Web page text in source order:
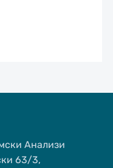
Анализи
63/3,